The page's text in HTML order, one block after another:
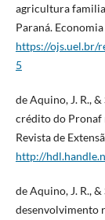
agricultura
Paraná.
https://ojs.uel.br/
5
de Aquino, J. R.,
crédito do Pronaf
Revista de
http://
de Aquino, J. R.,
desenvolvimento